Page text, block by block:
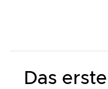
Das